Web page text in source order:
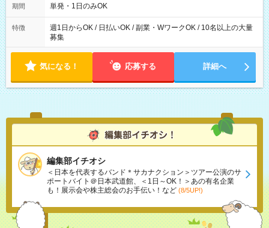
可能です！ ※1日あたりの最大実働時間は日勤、夜勤共に勤務し
期間 単発・1日のみOK
特徴
週1日からOK / 日払いOK / 副業・WワークOK / 10名以上の大量
募集
気になる！ 応募する 詳細へ
編集部イチオシ
＜日本を代表するバンド＊サカナクション＞ツアー公演のサ
ポートバイト＠日本武道館、＜1日～OK！＞あの有名企業
も！展示会や株主総会のお手伝い！など (8/5UP!)